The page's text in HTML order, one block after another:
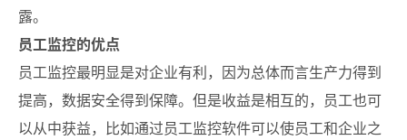
露。
员工监控的优点
员工监控最明显是对企业有利，因为总体而言生产力得到
提高，数据安全得到保障。但是收益是相互的，员工也可
以从中获益，比如通过员工监控软件可以使员工和企业之